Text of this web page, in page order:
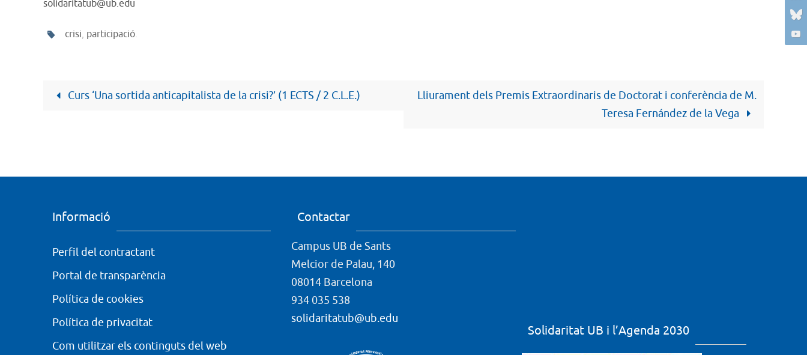
solidaritatub@ub.edu
crisi, participació.
Curs ‘Una sortida anticapitalista de la crisi?’ (1 ECTS / 2 C.L.E.)
Lliurament dels Premis Extraordinaris de Doctorat i conferència de M.
Teresa Fernández de la Vega
Informació
Perfil del contractant
Portal de transparència
Política de cookies
Política de privacitat
Com utilitzar els continguts del web
Contactar
Campus UB de Sants
Melcior de Palau, 140
08014 Barcelona
934 035 538
solidaritatub@ub.edu
Solidaritat UB i l’Agenda 2030